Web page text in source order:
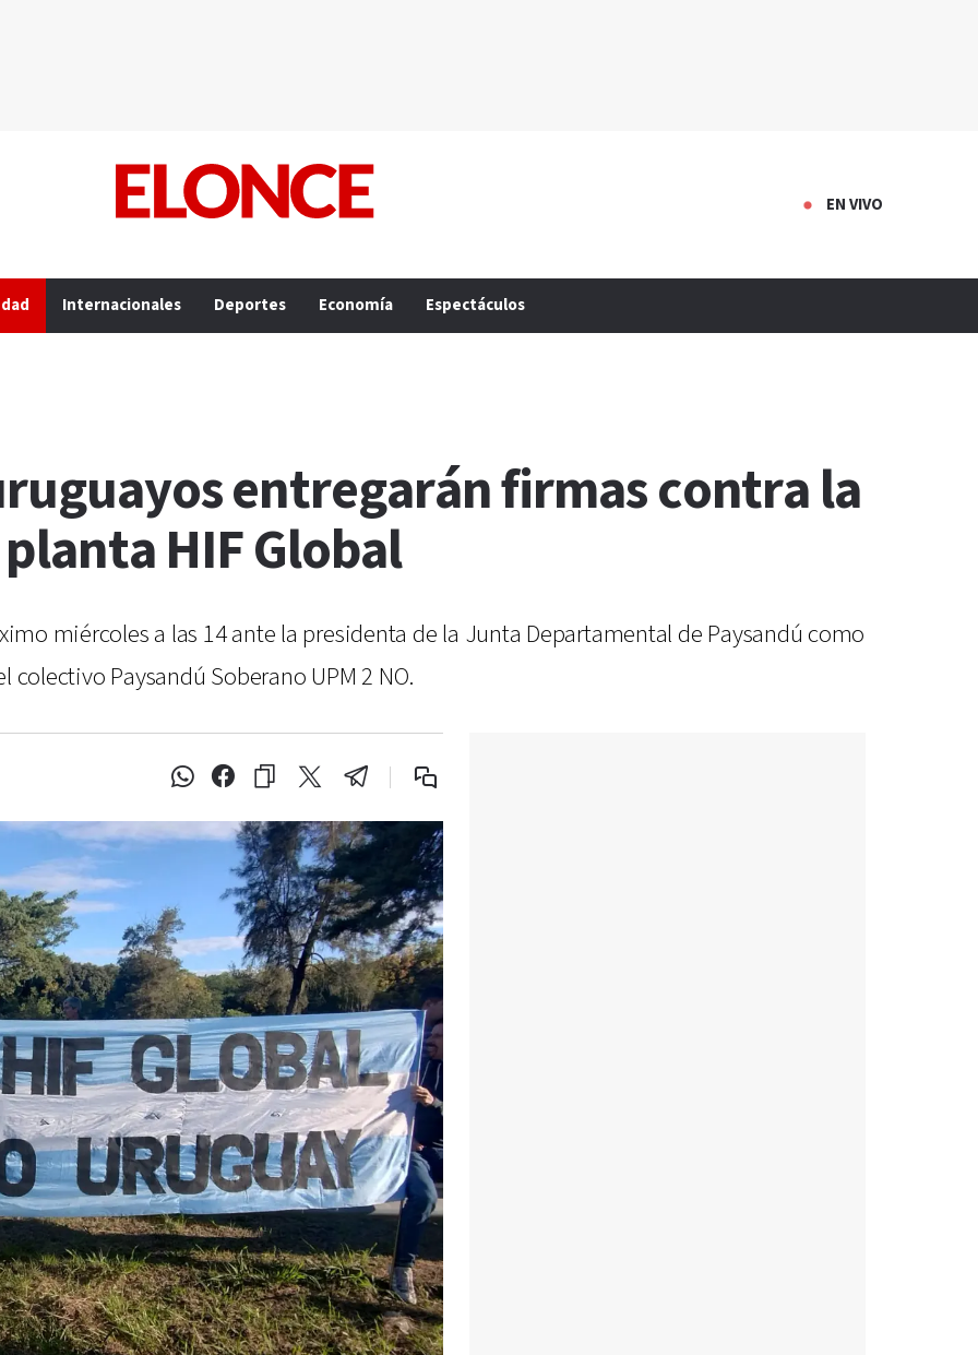
EN VIVO
Internacionales Deportes Economía Espectáculos
entregarán firmas contra la
HIF Global
miércoles a las 14 ante la presidenta de la Junta Departamental de Paysandú como
Paysandú Soberano UPM 2 NO.